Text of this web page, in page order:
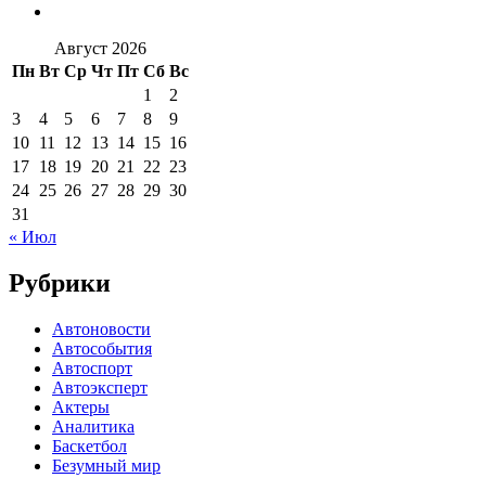
Август 2026
Пн Вт Ср Чт Пт Сб Вс
1
2
3
4 5 6 7 8
9
10 11 12 13 14 15 16
17 18 19 20 21 22 23
24 25 26 27 28 29 30
31
« Июл
Рубрики
Автоновости
Автособытия
Автоспорт
Автоэксперт
Актеры
Аналитика
Баскетбол
Безумный мир